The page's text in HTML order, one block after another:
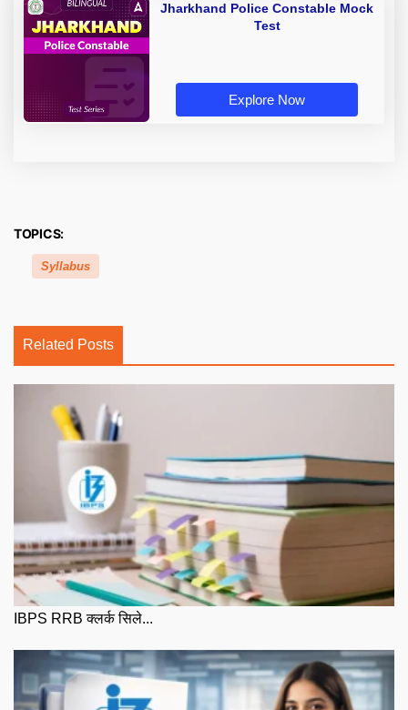
Jharkhand Police Constable Mock
Test
Explore Now
TOPICS:
Syllabus
Related Posts
IBPS RRB क्लर्क सिले...